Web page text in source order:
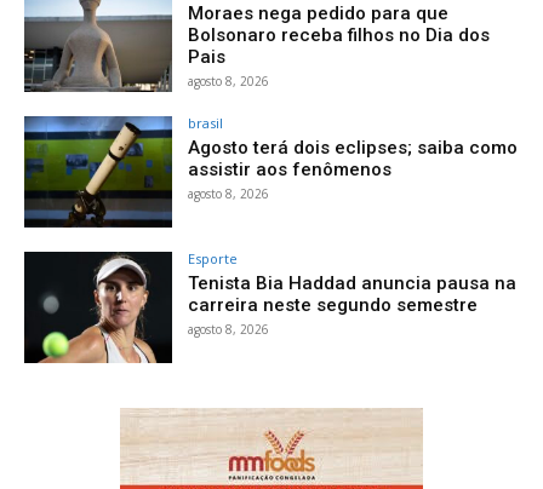
Moraes nega pedido para que
Bolsonaro receba filhos no Dia dos
Pais
agosto 8, 2026
brasil
Agosto terá dois eclipses; saiba como
assistir aos fenômenos
agosto 8, 2026
Esporte
Tenista Bia Haddad anuncia pausa na
carreira neste segundo semestre
agosto 8, 2026